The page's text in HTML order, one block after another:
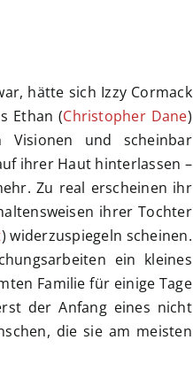
hätte sich Izzy Cormack
Ethan (Christopher Dane)
und scheinbar
ihrer Haut hinterlassen –
Zu real erscheinen ihr
ihrer Tochter
) widerzuspiegeln scheinen.
ein kleines
Familie für einige Tage
der Anfang eines nicht
die sie am meisten